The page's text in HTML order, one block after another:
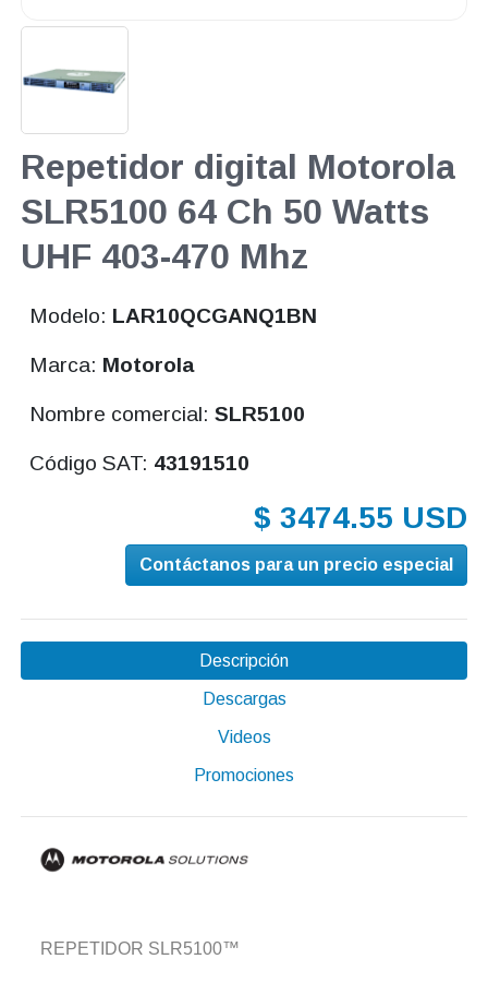
Repetidor digital Motorola
SLR5100 64 Ch 50 Watts
UHF 403-470 Mhz
Modelo: LAR10QCGANQ1BN
Marca: Motorola
Nombre comercial:SLR5100
Código SAT: 43191510
$ 3474.55 USD
Contáctanos para un precio especial
Descripción
Descargas
Videos
Promociones
REPETIDOR SLR5100™